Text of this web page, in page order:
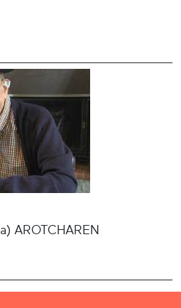
AROTCHAREN